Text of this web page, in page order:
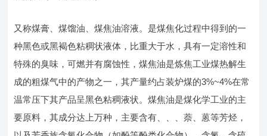
又称煤膏、煤馏油、煤焦油溶液。是煤焦化过程中得到的一
种黑色或黑褐色粘稠状液体，比重大于水，具有一定溶性和
特殊的臭味，可燃并有腐蚀性，煤焦油是炼焦工业煤热解生
成的粗煤气中的产物之一，其产量约占装炉煤的3%~4%在常
温常压下其产品呈黑色粘稠液状。煤焦油是煤化学工业的主
要原料，其成分达上万种，主要含有、、、萘、蒽等芳烃，